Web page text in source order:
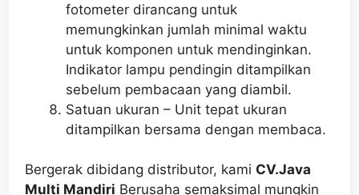
fotometer dirancang untuk
memungkinkan jumlah minimal waktu
untuk komponen untuk mendinginkan.
Indikator lampu pendingin ditampilkan
sebelum pembacaan yang diambil.
Satuan ukuran – Unit tepat ukuran
ditampilkan bersama dengan membaca.
Bergerak dibidang distributor, kami CV.Java
Multi Mandiri Berusaha semaksimal mungkin